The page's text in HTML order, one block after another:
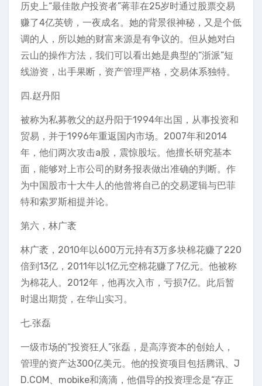
历史上“最佳散户投资者”蒋菲在25岁时通过股票交易
赚了4亿英镑，一夜成名。她的背景很神秘，又是个低
调的人，所以她的财富来源是有争议的。但从她对白
云山的操作方法，我们可以看出她是典型的“浙派”短
线游资，出手果断，资产管理严格，交易体系独特。
四.赵丹阳
被称为私募教父的赵丹阳于1994年出国，从事投资和
贸易，并于1996年重返国内市场。2007年和2014
年，他们两次攻击a股，震惊股坛。他擅长研究基本
面，能够对上市公司的财务报表做出准确的判断。作
为中国股市十大牛人的他曾将自己的交易逻辑与巴菲
特和索罗斯相提并论。
第六，林广袤
林广袤，2010年以600万元持有3万多块棉花赚了220
倍到13亿，2011年以1亿元空棉花赚了7亿元。他被称
为棉花人。2012年，他再次入市，亏损7亿。此后暂
时退出期货，在华山实习。
七.张磊
一级市场的“投资狂人”张磊，是高淳资本的创始人，
管理的资产达300亿美元。他的投资项目包括腾讯、J
D.COM、mobike和滴滴，他倡导的投资理念是“存正